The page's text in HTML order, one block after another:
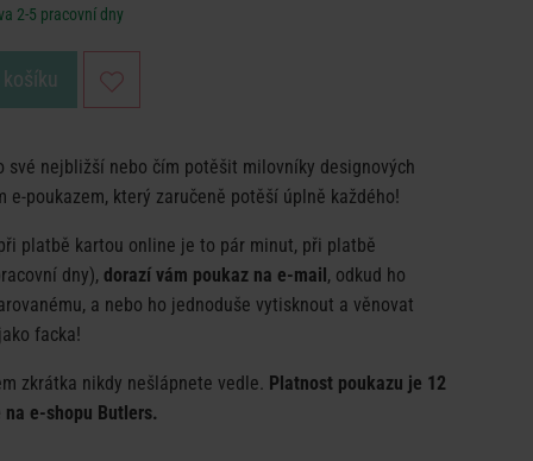
2-5 pracovní dny
své nejbližší nebo čím potěšit milovníky designových
e-poukazem, který zaručeně potěší úplně každého!
platbě kartou online je to pár minut, při platbě
dny), dorazí vám poukaz na e-mail, odkud ho
a nebo ho jednoduše vytisknout a věnovat
facka!
zkrátka nikdy nešlápnete vedle. Platnost poukazu je 12
na e-shopu Butlers.